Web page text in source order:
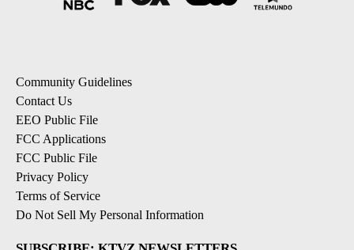
Community Guidelines
Contact Us
EEO Public File
FCC Applications
FCC Public File
Privacy Policy
Terms of Service
Do Not Sell My Personal Information